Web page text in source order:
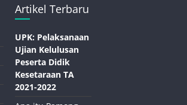
Artikel Terbaru
UPK: Pelaksanaan
Ujian Kelulusan
Peserta Didik
Kesetaraan TA
2021-2022